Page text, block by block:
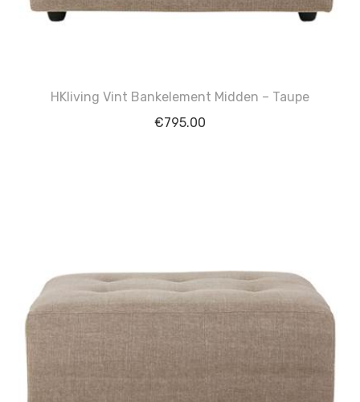
HKliving Vint Bankelement Midden – Taupe
€795.00